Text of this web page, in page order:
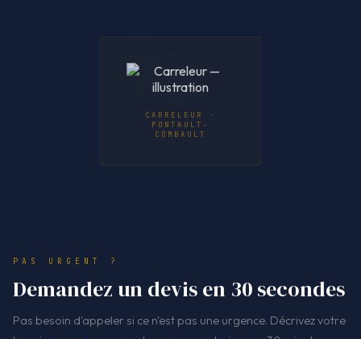
CARRELEUR ·
PONTAULT-
COMBAULT
PAS URGENT ?
Demandez un devis en 30 secondes
Pas besoin d'appeler si ce n'est pas une urgence. Décrivez votre